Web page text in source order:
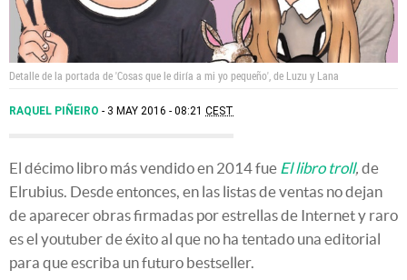
Detalle de la portada de 'Cosas que le diría a mi yo pequeño', de Luzu y Lana
RAQUEL PIÑEIRO 3 MAY 2016 - 08:21 CEST
El décimo libro más vendido en 2014 fue El libro troll, de
Elrubius. Desde entonces, en las listas de ventas no dejan
de aparecer obras firmadas por estrellas de Internet y raro
es el youtuber de éxito al que no ha tentado una editorial
para que escriba un futuro bestseller.